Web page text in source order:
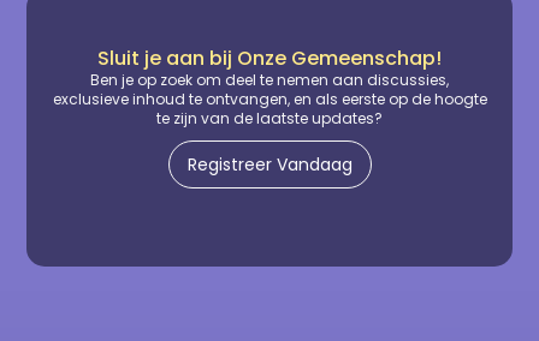
Sluit je aan bij Onze Gemeenschap!
Ben je op zoek om deel te nemen aan discussies,
exclusieve inhoud te ontvangen, en als eerste op de hoogte
te zijn van de laatste updates?
Registreer Vandaag